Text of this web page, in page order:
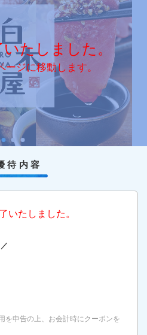
たしました。
ジに移動します。
待内容
いたしました。
を申告の上、お会計時にクーポンを